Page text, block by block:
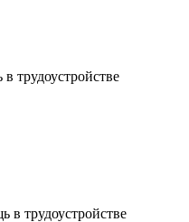
трудоустройстве
в трудоустройстве